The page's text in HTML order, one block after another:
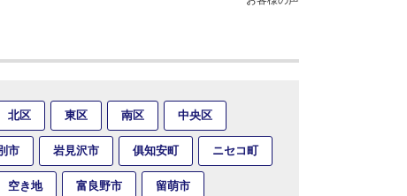
北区 東区 南区 中央区
市 岩見沢市 俱知安町 ニセコ町
空き地 富良野市 留萌市